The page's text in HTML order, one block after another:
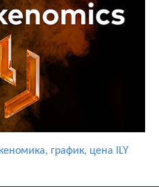
график, цена ILY